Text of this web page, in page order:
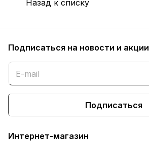
Назад к списку
Подписаться на новости и акции
Подписаться
Интернет-магазин